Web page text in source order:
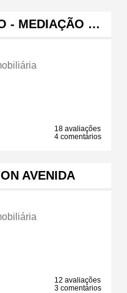
- MEDIAÇÃO …
18 avaliações
4 comentários
AVENIDA
12 avaliações
3 comentários